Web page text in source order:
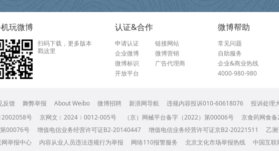
玩微博
扫码下载，更多版本
戳这里
认证&合作
申请认证
链接网站
企业微博
微博营销
微博标识
广告代理商
开放平台
微博帮助
常见问题
自助服务
企业&商业热线
4000-980-980
反馈 舞弊举报 About Weibo 微博招聘 新浪网导航 违规内容投诉010-60618076 投诉处理
号 京网文﹝2024﹞0012-005号 （京）网械平台备字（2022）第00006号 京食药网食
00076号
增值电信业务经营许可证B2-20140447 增值电信业务经营许可证京B2-20221511 乙
举报中心 内容从业人员违法违规行为举报 网络110报警服务 北京文化市场举报热线 中国互联